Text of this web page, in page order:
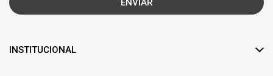
ENVIAR
INSTITUCIONAL